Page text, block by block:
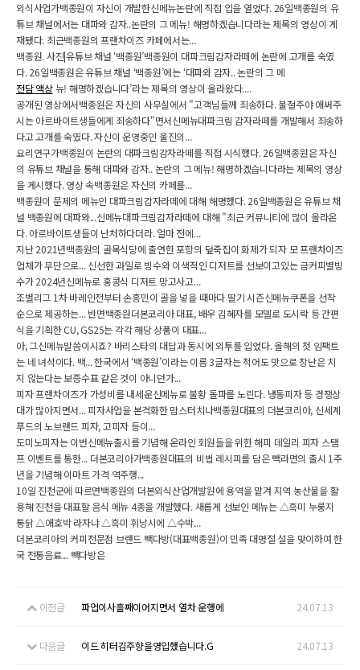
외식사업가백종원이 자신이 개발한신메뉴논란에 직접 입을 열었다. 26일백종원의 유
튜브 채널에서는 대파와 감자..논란의 그 메뉴! 해명하겠습니다라는 제목의 영상이 게
재됐다. 최근백종원의 프랜차이즈 카페에서는...
백종원. 사진|유튜브 채널 ‘백종원’백종원이 대파크림감자라떼에 논란에 고개를 숙였
다. 26일백종원은 유튜브 채널 ‘백종원’에는 ‘대파와 감자.. 논란의 그 메
전담 액상뉴! 해명하겠습니다’라는 제목의 영상이 올라왔다....
공개된 영상에서백종원은 자신의 사무실에서 "고객님들께 죄송하다. 불철주야 애써주
시는 아르바이트생들에게 죄송하다"면서신메뉴대파크림 감자라떼를 개발해서 죄송하
다고 고개를 숙였다. 자신이 운영중인 울진의...
요리연구가백종원이 논란의 대파크림감자라떼를 직접 시식했다. 26일백종원은 자신
의 유튜브 채널을 통해 대파와 감자.. 논란의 그 메뉴! 해명하겠습니다라는 제목의 영상
을 게시했다. 영상 속백종원은 자신의 카페를...
백종원이 문제의 메뉴인 대파크림감자라떼에 대해 해명했다. 26일백종원은 유튜브 채
널 백종원에 대파와...신메뉴대파크림감자라떼에 대해 "최근 커뮤니티에 많이 올라온
다. 아르바이트생들이 난처하다더라. 얼마 전에...
지난 2021년백종원의 골목식당에 출연한 포항의 덮죽집이 화제가 되자 모 프랜차이즈
업체가 무단으로... 신선한 과일로 빙수와 이색적인 디저트를 선보이고있는 금커피별빙
수가 2024년신메뉴로 홍콩식 디저트 망고사고...
조별리그 1차 바레인전부터 손흥민이 골을 넣을 때마다 딸기 시즌신메뉴쿠폰을 선착
순으로 제공하는... 반면백종원더본코리아 대표, 배우 김혜자를 모델로 도시락 등 간편
식을 기획한 CU, GS25는 각각 해당 상품이 대표...
아, 그신메뉴말씀이시죠? 바리스타의 대답과 동시에 외투를 입었다. 올해의 첫 임팩트
는 네 녀석이다. 백... 한국에서 ‘백종원’이라는 이름 3글자는 적어도 맛으로 장난은 치
지 않는다는 보증수표 같은 것이 아니던가...
피자 프랜차이즈가 가성비를 내세운신메뉴로 불황 돌파를 노린다. 냉동피자 등 경쟁상
대가 많아지면서... 피자사업을 본격화한 맘스터치나백종원대표의 더본코리아, 신세계
푸드의 노브랜드 피자, 고피자 등이...
도미노피자는 이번신메뉴출시를 기념해 온라인 회원들을 위한 해피 데일리 피자 스탬
프 이벤트를 통한... 더본코리아가백종원대표의 비법 레시피를 담은 빽라면의 출시 1주
년을 기념해 이마트 가격 역주행...
10일 진천군에 따르면백종원의 더본외식산업개발원에 용역을 맡겨 지역 농산물을 활
용해 진천을 대표할 음식 메뉴 4종을 개발했다. 새롭게 선보인 메뉴는 △흑미 누룽지
통닭 △애호박 라자냐 △흑미 휘낭시에 △수박...
더본코리아의 커피전문점 브랜드 빽다방(대표백종원)이 민족 대명절 설을 맞이하여 한
국 전통음료... 빽다방은
이전글 파업이사흘째이어지면서 열차 운행에 24.07.13
다음글 이드 히터김주향을영입했습니다.G 24.07.13